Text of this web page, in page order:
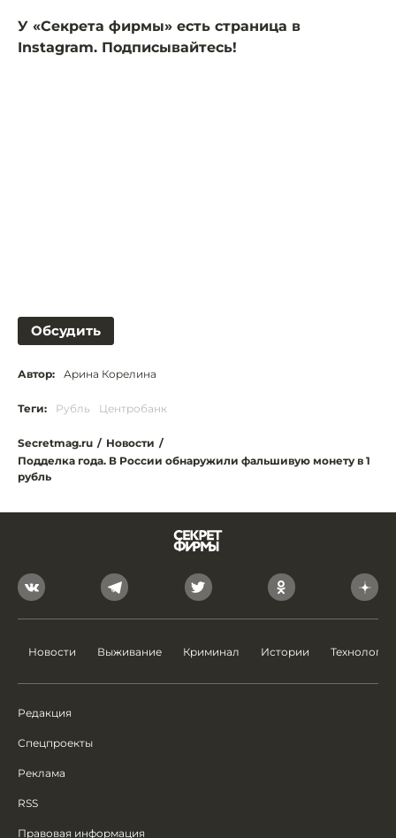
У «Секрета фирмы» есть страница в
Instagram. Подписывайтесь!
Обсудить
Автор: Арина Корелина
Теги: Рубль Центробанк
Secretmag.ru / Новости /
Подделка года. В России обнаружили фальшивую монету в 1
рубль
Новости Выживание Криминал Истории Технологии
Редакция
Спецпроекты
Реклама
RSS
Правовая информация